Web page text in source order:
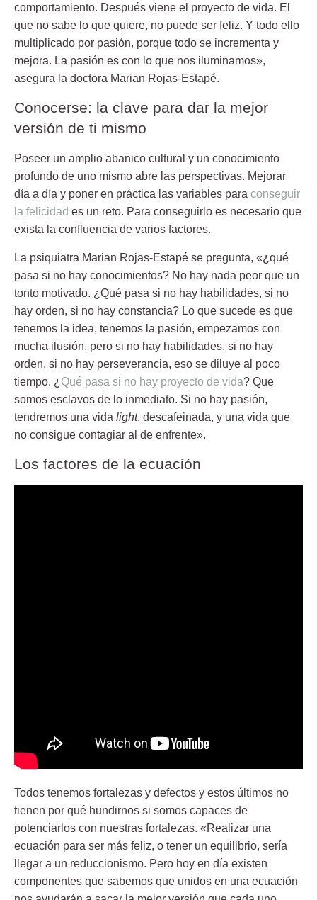
comportamiento. Después viene el proyecto de vida. El
que no sabe lo que quiere, no puede ser feliz. Y todo ello
multiplicado por pasión, porque todo se incrementa y
mejora. La pasión es con lo que nos iluminamos»,
asegura la doctora Marian Rojas-Estapé.
Conocerse: la clave para dar la mejor
versión de ti mismo
Poseer un amplio abanico cultural y un conocimiento
profundo de uno mismo abre las perspectivas. Mejorar
día a día y poner en práctica las variables para conseguir
la felicidad es un reto. Para conseguirlo es necesario que
exista la confluencia de varios factores.
La psiquiatra Marian Rojas-Estapé se pregunta, «¿qué
pasa si no hay conocimientos? No hay nada peor que un
tonto motivado. ¿Qué pasa si no hay habilidades, si no
hay orden, si no hay constancia? Lo que sucede es que
tenemos la idea, tenemos la pasión, empezamos con
mucha ilusión, pero si no hay habilidades, si no hay
orden, si no hay perseverancia, eso se diluye al poco
tiempo. ¿ Qué pasa si no hay proyecto de vida? Que
somos esclavos de lo inmediato. Si no hay pasión,
tendremos una vida light, descafeinada, y una vida que
no consigue contagiar al de enfrente».
Los factores de la ecuación
Todos tenemos fortalezas y defectos y estos últimos no
tienen por qué hundirnos si somos capaces de
potenciarlos con nuestras fortalezas. «Realizar una
ecuación para ser más feliz, o tener un equilibrio, sería
llegar a un reduccionismo. Pero hoy en día existen
componentes que sabemos que unidos en una ecuación